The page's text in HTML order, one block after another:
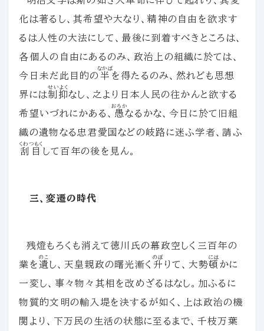
化は著るし、其希望や大なり、精神の自由を欲求す
るは人性の大法にして、最後に到着すべきところは、
各個人の自由にあるのみ、政治上の組織に於ては、
今日未だ此目的の 半
なかば
を得たるのみ、然れども思想
界には制抑
せいよく
なし、之より日本人民の往かんと欲する
希望いづれにかある、
愚
おろか
なるかな、今日に於て旧組
織の遺物なる忠君愛国などの岐路に迷ふ学者、請ふ
刮目
くわつもく
して百年の後を見ん。
三、変遷の時代
残燈もろくも消えて徳川氏の幕政空しく三百年の
業を遺
のこ
し、天皇親政の曙光漸く 升
のぼ
りて、大勢頓
には
かに
一変し、事々物々其相を改めざるはなし。加ふるに
物質的文明の輸入堤を決するが如く、上は政治の機
関より、下万民の生活の状態に至るまで、千枝万葉